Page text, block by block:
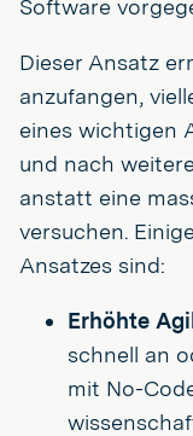
Software
Dieser Ansatz
anzufangen,
eines wichtigen
und nach
anstatt eine
versuchen.
Ansatzes sind:
Erhöhte
schnell an
mit No-